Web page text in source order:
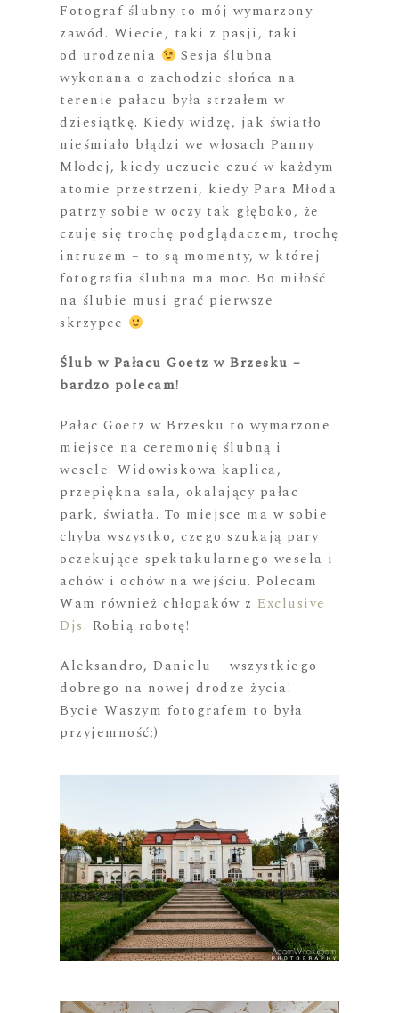
Fotograf ślubny to mój wymarzony
zawód. Wiecie, taki z pasji, taki
od urodzenia
Sesja ślubna
wykonana o zachodzie słońca na
terenie pałacu była strzałem w
dziesiątkę. Kiedy widzę, jak światło
nieśmiało błądzi we włosach Panny
Młodej, kiedy uczucie czuć w każdym
atomie przestrzeni, kiedy Para Młoda
patrzy sobie w oczy tak głęboko, że
czuję się trochę podglądaczem, trochę
intruzem – to są momenty, w której
fotografia ślubna ma moc. Bo miłość
na ślubie musi grać pierwsze
skrzypce
Ślub w Pałacu Goetz w Brzesku –
bardzo polecam!
Pałac Goetz w Brzesku to wymarzone
miejsce na ceremonię ślubną i
wesele. Widowiskowa kaplica,
przepiękna sala, okalający pałac
park, światła. To miejsce ma w sobie
chyba wszystko, czego szukają pary
oczekujące spektakularnego wesela i
achów i ochów na wejściu. Polecam
Wam również chłopaków z Exclusive
Djs. Robią robotę!
Aleksandro, Danielu – wszystkiego
dobrego na nowej drodze życia!
Bycie Waszym fotografem to była
przyjemność;)